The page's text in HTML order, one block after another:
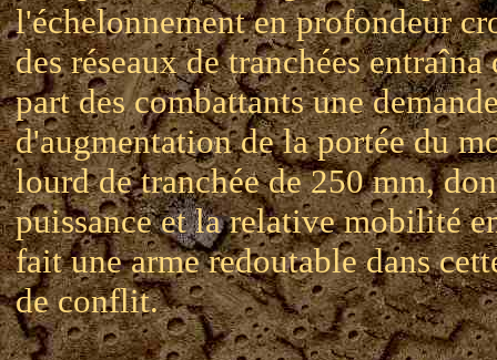
l'échelonnement en profondeur
des réseaux de tranchées entraîna
part des combattants une
d'augmentation de la portée du
lourd de tranchée de 250 mm,
puissance et la relative mobilité
fait une arme redoutable dans
de conflit.